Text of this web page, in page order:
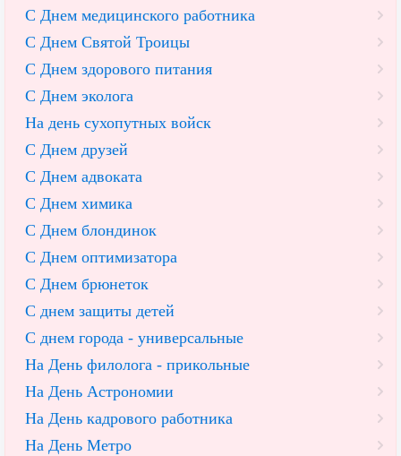
С Днем медицинского работника
С Днем Святой Троицы
С Днем здорового питания
С Днем эколога
На день сухопутных войск
С Днем друзей
С Днем адвоката
С Днем химика
С Днем блондинок
С Днем оптимизатора
С Днем брюнеток
С днем защиты детей
С днем города - универсальные
На День филолога - прикольные
На День Астрономии
На День кадрового работника
На День Метро